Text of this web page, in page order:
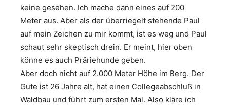
keine gesehen. Ich mache dann eines auf 200
Meter aus. Aber als der überriegelt stehende Paul
auf mein Zeichen zu mir kommt, ist es weg und Paul
schaut sehr skeptisch drein. Er meint, hier oben
könne es auch Präriehunde geben.
Aber doch nicht auf 2.000 Meter Höhe im Berg. Der
Gute ist 26 Jahre alt, hat einen Collegeabschluß in
Waldbau und führt zum ersten Mal. Also kläre ich